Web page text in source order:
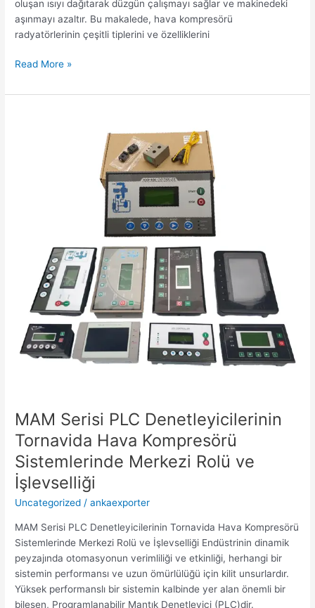
oluşan ısıyı dağıtarak düzgün çalışmayı sağlar ve makinedeki
aşınmayı azaltır. Bu makalede, hava kompresörü
radyatörlerinin çeşitli tiplerini ve özelliklerini
Read More »
MAM Serisi PLC Denetleyicilerinin
Tornavida Hava Kompresörü
Sistemlerinde Merkezi Rolü ve
İşlevselliği
Uncategorized /ankaexporter
MAM Serisi PLC Denetleyicilerinin Tornavida Hava Kompresörü
Sistemlerinde Merkezi Rolü ve İşlevselliği Endüstrinin dinamik
peyzajında otomasyonun verimliliği ve etkinliği, herhangi bir
sistemin performansı ve uzun ömürlülüğü için kilit unsurlardır.
Yüksek performanslı bir sistemin kalbinde yer alan önemli bir
bileşen, Programlanabilir Mantık Denetleyici (PLC)dir.
İşlevselliği